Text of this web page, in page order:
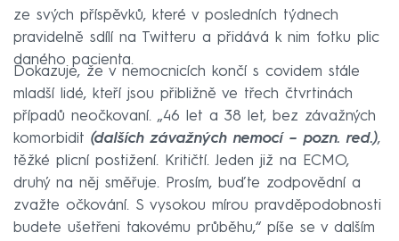
ze svých příspěvků, které v posledních týdnech
pravidelně sdílí na Twitteru a přidává k nim fotku plic
daného pacienta.
Dokazuje, že v nemocnicích končí s covidem stále
mladší lidé, kteří jsou přibližně ve třech čtvrtinách
případů neočkovaní. „46 let a 38 let, bez závažných
komorbidit (dalších závažných nemocí – pozn. red.),
těžké plicní postižení. Kritičtí. Jeden již na ECMO,
druhý na něj směřuje. Prosím, buďte zodpovědní a
zvažte očkování. S vysokou mírou pravděpodobnosti
budete ušetřeni takovému průběhu,“ píše se v dalším